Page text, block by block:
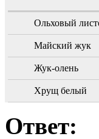
Ольховый
Майский жук
Жук-олень
Хрущ белый
Ответ: